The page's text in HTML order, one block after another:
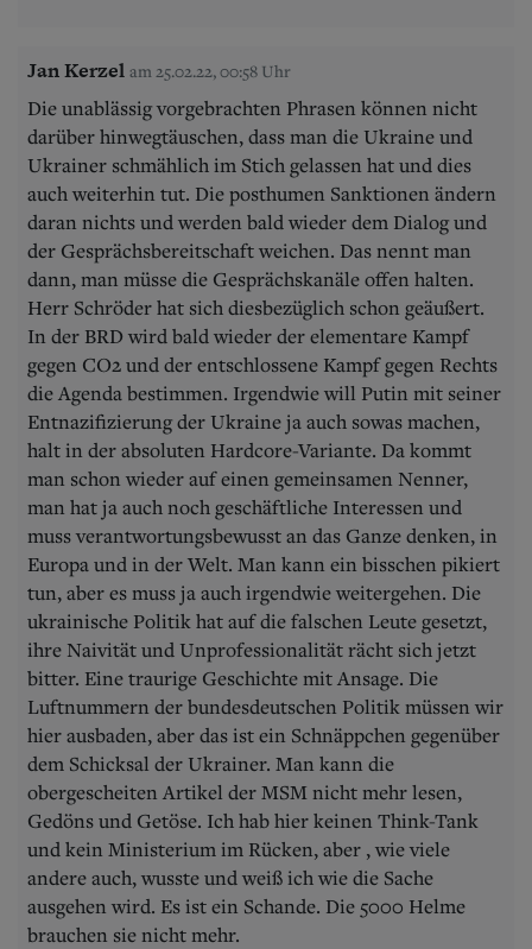
Jan Kerzel am 25.02.22, 00:58 Uhr
Die unablässig vorgebrachten Phrasen können nicht
darüber hinwegtäuschen, dass man die Ukraine und
Ukrainer schmählich im Stich gelassen hat und dies
auch weiterhin tut. Die posthumen Sanktionen ändern
daran nichts und werden bald wieder dem Dialog und
der Gesprächsbereitschaft weichen. Das nennt man
dann, man müsse die Gesprächskanäle offen halten.
Herr Schröder hat sich diesbezüglich schon geäußert.
In der BRD wird bald wieder der elementare Kampf
gegen CO2 und der entschlossene Kampf gegen Rechts
die Agenda bestimmen. Irgendwie will Putin mit seiner
Entnazifizierung der Ukraine ja auch sowas machen,
halt in der absoluten Hardcore-Variante. Da kommt
man schon wieder auf einen gemeinsamen Nenner,
man hat ja auch noch geschäftliche Interessen und
muss verantwortungsbewusst an das Ganze denken, in
Europa und in der Welt. Man kann ein bisschen pikiert
tun, aber es muss ja auch irgendwie weitergehen. Die
ukrainische Politik hat auf die falschen Leute gesetzt,
ihre Naivität und Unprofessionalität rächt sich jetzt
bitter. Eine traurige Geschichte mit Ansage. Die
Luftnummern der bundesdeutschen Politik müssen wir
hier ausbaden, aber das ist ein Schnäppchen gegenüber
dem Schicksal der Ukrainer. Man kann die
obergescheiten Artikel der MSM nicht mehr lesen,
Gedöns und Getöse. Ich hab hier keinen Think-Tank
und kein Ministerium im Rücken, aber , wie viele
andere auch, wusste und weiß ich wie die Sache
ausgehen wird. Es ist ein Schande. Die 5000 Helme
brauchen sie nicht mehr.